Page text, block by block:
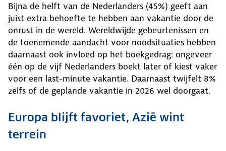
Bijna de helft van de Nederlanders (45%) geeft aan
juist extra behoefte te hebben aan vakantie door de
onrust in de wereld. Wereldwijde gebeurtenissen en
de toenemende aandacht voor noodsituaties hebben
daarnaast ook invloed op het boekgedrag: ongeveer
één op de vijf Nederlanders boekt later of kiest vaker
voor een last-minute vakantie. Daarnaast twijfelt 8%
zelfs of de geplande vakantie in 2026 wel doorgaat.
Europa blijft favoriet, Azië wint
terrein